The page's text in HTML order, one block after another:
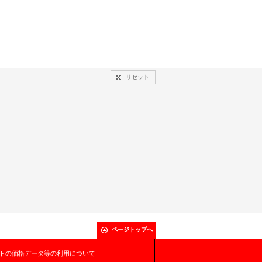
リセット
ページトップへ
の価格データ等の利用について